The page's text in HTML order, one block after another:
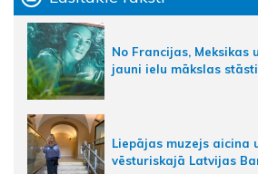
No Francijas, Meksikas
jauni ielu mākslas
Liepājas muzejs aicina
vēsturiskajā Latvijas